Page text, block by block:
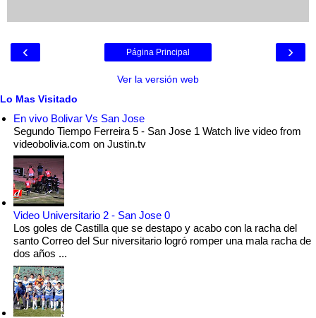
‹ ›
Página Principal
Ver la versión web
Lo Mas Visitado
En vivo Bolivar Vs San Jose
Segundo Tiempo Ferreira 5 - San Jose 1 Watch live video from
videobolivia.com on Justin.tv
Video Universitario 2 - San Jose 0
Los goles de Castilla que se destapo y acabo con la racha del
santo Correo del Sur niversitario logró romper una mala racha de
dos años ...